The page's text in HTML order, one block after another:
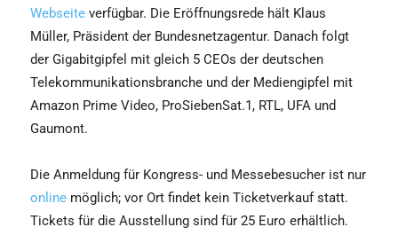
Webseite verfügbar. Die Eröffnungsrede hält Klaus
Müller, Präsident der Bundesnetzagentur. Danach folgt
der Gigabitgipfel mit gleich 5 CEOs der deutschen
Telekommunikationsbranche und der Mediengipfel mit
Amazon Prime Video, ProSiebenSat.1, RTL, UFA und
Gaumont.
Die Anmeldung für Kongress- und Messebesucher ist nur
online möglich; vor Ort findet kein Ticketverkauf statt.
Tickets für die Ausstellung sind für 25 Euro erhältlich.